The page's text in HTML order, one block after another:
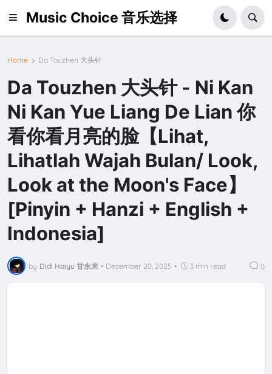
Music Choice 音乐选择
Home Da Touzhen 大头针
Da Touzhen 大头针 - Ni Kan
Ni Kan Yue Liang De Lian 你
看你看月亮的脸【Lihat,
Lihatlah Wajah Bulan/ Look,
Look at the Moon's Face】
[Pinyin + Hanzi + English +
Indonesia]
by Didi Haiyu 甘永来 • December 20, 2025 • 3 min read 0